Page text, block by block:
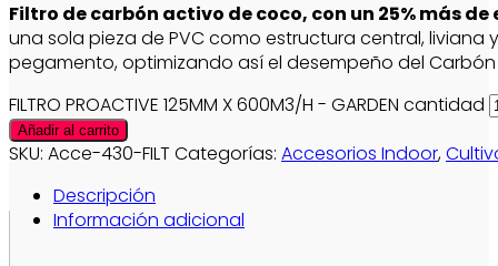
Filtro de carbón activo de coco, con un 25% más
una sola pieza de PVC como estructura central,
pegamento, optimizando así el desempeño del
FILTRO PROACTIVE 125MM X 600M3/H - GARDEN cantidad
Añadir al carrito
SKU: Acce-430-FILT Categorías: Accesorios Indoor,
Descripción
Información adicional